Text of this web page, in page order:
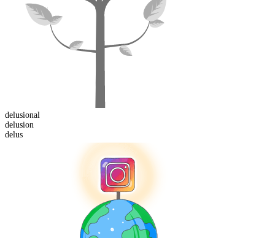
delusional
delusion
delus